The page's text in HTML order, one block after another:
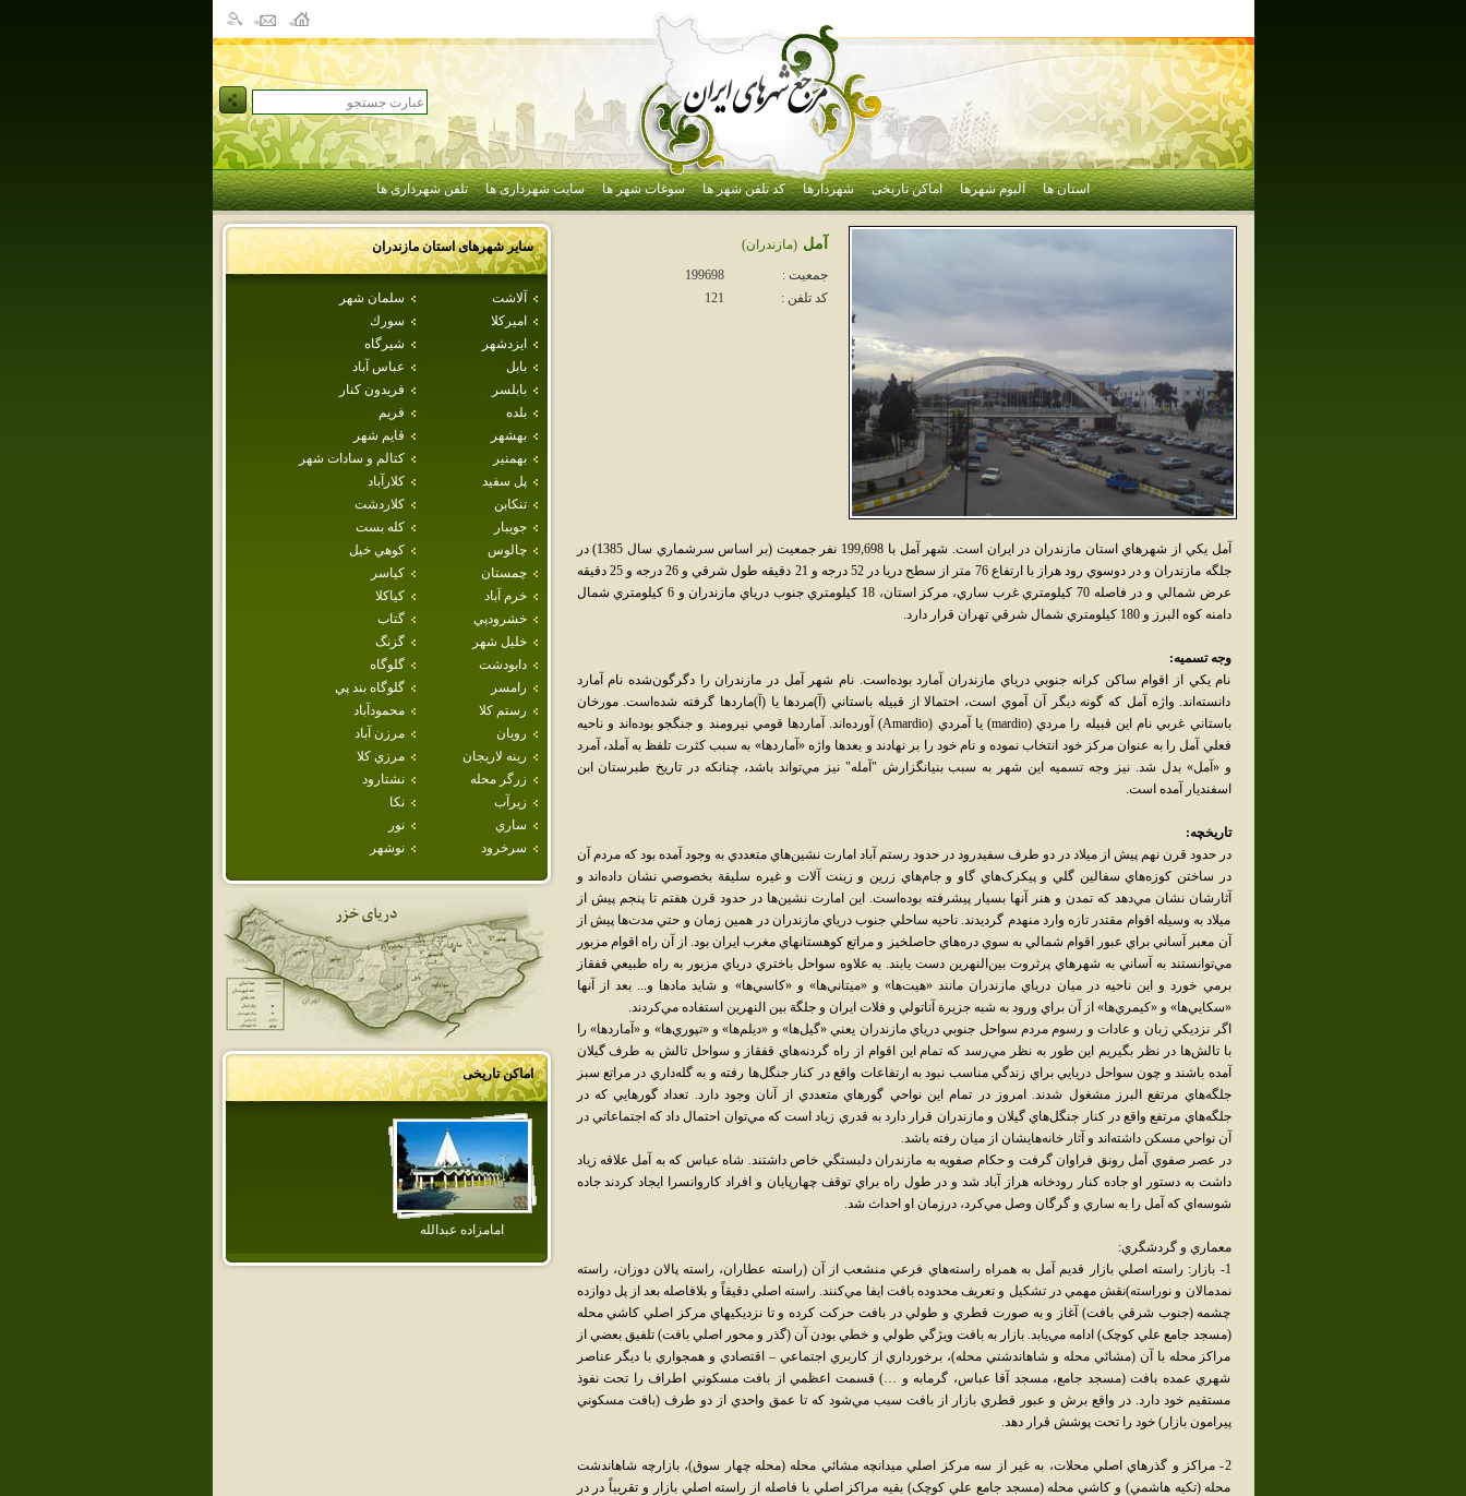
استان ها آلبوم شهرها اماکن تاریخی شهردارها کد تلفن شهر ها سوغات شهر ها سایت شهرداری ها تلفن شهرداری ها
سایر شهرهای استانمازندران
آلاشت
سلمان شهر
اميركلا
سورك
ايزدشهر
شيرگاه
بابل
عباس آباد
بابلسر
فريدون كنار
بلده
فريم
بهشهر
قايم شهر
بهمنير
كتالم و سادات شهر
پل سفيد
كلارآباد
تنكابن
كلاردشت
جويبار
كله بست
چالوس
كوهي خيل
چمستان
كياسر
خرم آباد
كياكلا
خشرودپي
گتاب
خليل شهر
گزنگ
دابودشت
گلوگاه
رامسر
گلوگاه بند پي
رستم كلا
محمودآباد
رويان
مرزن آباد
رينه لاريجان
مرزي كلا
زرگر محله
نشتارود
زيرآب
نكا
ساري
نور
سرخرود
نوشهر
اماکن تاریخی
امامزاده‌ عبدالله
آمل (مازندران)
جمعیت :
199698
کد تلفن :
121
آمل يکي از شهرهاي استان مازندران در ايران است. شهر آمل با 199,698 نفر جمعيت (بر اساس سرشماري سال 1385) در
جلگه مازندران و در دوسوي رود هراز با ارتفاع 76 متر از سطح دريا در 52 درجه و 21 دقيقه طول شرقي و 26 درجه و 25 دقيقه
عرض شمالي و در فاصله 70 کيلومتري غرب ساري، مرکز استان، 18 کيلومتري جنوب درياي مازندران و 6 کيلومتري شمال
دامنه کوه البرز و 180 کيلومتري شمال شرقي تهران قرار دارد.
وجه تسميه:
نام يکي از اقوام ساکن کرانه جنوبي درياي مازندران آمارد بوده‌است. نام شهر آمل در مازندران را دگرگون‌شده نام آمارد
دانسته‌اند. واژه آمل که گونه ديگر آن آموي است، احتمالا از قبيله باستاني (آ)مردها يا (آ)ماردها گرفته شده‌است. مورخان
باستاني غربي نام اين قبيله را مردي (mardio) يا آمردي (Amardio) آورده‌اند. آماردها قومي نيرومند و جنگجو بوده‌اند و ناحيه
فعلي آمل را به عنوان مرکز خود انتخاب نموده و نام خود را بر نهادند و بعدها واژه «آماردها» به سبب کثرت تلفظ به آملد، آمرد
و «آمل» بدل شد. نيز وجه تسميه اين شهر به سبب بنيانگزارش "آمله" نيز مي‌تواند باشد، چنانکه در تاريخ طبرستان ابن
اسفنديار آمده است.
تاريخچه:
در حدود قرن نهم پيش از ميلاد در دو طرف سفيدرود در حدود رستم آباد امارت نشين‌هاي متعددي به وجود آمده بود که مردم آن
در ساختن کوزه‌هاي سفالين گلي و پيکرک‌هاي گاو و جام‌هاي زرين و زينت آلات و غيره سليقة بخصوصي نشان داده‌اند و
آثارشان نشان مي‌دهد که تمدن و هنر آنها بسيار پيشرفته بوده‌است. اين امارت نشين‌ها در حدود قرن هفتم تا پنجم پيش از
ميلاد به وسيله اقوام مقتدر تازه وارد منهدم گرديدند. ناحيه ساحلي جنوب درياي مازندران در همين زمان و حتي مدت‌ها پيش از
آن معبر آساني براي عبور اقوام شمالي به سوي دره‌هاي حاصلخيز و مراتع کوهستانهاي مغرب ايران بود. از آن راه اقوام مزبور
مي‌توانستند به آساني به شهرهاي پرثروت بين‌النهرين دست يابند. به علاوه سواحل باختري درياي مزبور به راه طبيعي قفقاز
برمي خورد و اين ناحيه در ميان درياي مازندران مانند «هيت‌ها» و «ميتاني‌ها» و «کاسي‌ها» و شايد مادها و... بعد از آنها
«سکايي‌ها» و «کيمري‌ها» از آن براي ورود به شبه جزيرة آناتولي و فلات ايران و جلگة بين النهرين استفاده مي‌کردند.
اگر نزديکي زبان و عادات و رسوم مردم سواحل جنوبي درياي مازندران يعني «گيل‌ها» و «ديلم‌ها» و «تپوري‌ها» و «آماردها» را
با تالش‌ها در نظر بگيريم اين طور به نظر مي‌رسد که تمام اين اقوام از راه گردنه‌هاي قفقاز و سواحل تالش به طرف گيلان
آمده باشند و چون سواحل دريايي براي زندگي مناسب نبود به ارتفاعات واقع در کنار جنگل‌ها رفته و به گله‌داري در مراتع سبز
جلگه‌هاي مرتفع البرز مشغول شدند. امروز در تمام اين نواحي گورهاي متعددي از آنان وجود دارد. تعداد گورهايي که در
جلگه‌هاي مرتفع واقع در کنار جنگل‌هاي گيلان و مازندران قرار دارد به قدري زياد است که مي‌توان احتمال داد که اجتماعاتي در
آن نواحي مسکن داشته‌اند و آثار خانه‌هايشان از ميان رفته باشد.
در عصر صفوي آمل رونق فراوان گرفت و حکام صفويه به مازندران دلبستگي خاص داشتند. شاه عباس که به آمل علاقه زياد
داشت به دستور او جاده کنار رودخانه هراز آباد شد و در طول راه براي توقف چهارپايان و افراد کاروانسرا ايجاد کردند جاده
شوسه‌اي که آمل را به ساري و گرگان وصل مي‌کرد، درزمان او احداث شد.
معماري و گردشگري:
1- بازار: راسته اصلي بازار قديم آمل به همراه راسته‌هاي فرعي منشعب از آن (راسته عطاران، راسته پالان دوزان، راسته
نمدمالان و نوراسته)نقش مهمي در تشکيل و تعريف محدوده بافت ايفا مي‌کنند. راسته اصلي دقيقاً و بلافاصله بعد از پل دوازده
چشمه (جنوب شرقي بافت) آغاز و به صورت قطري و طولي در بافت حرکت کرده و تا نزديکيهاي مرکز اصلي کاشي محله
(مسجد جامع علي کوچک) ادامه مي‌يابد. بازار به بافت ويژگي طولي و خطي بودن آن (گذر و محور اصلي بافت) تلفيق بعضي از
مراکز محله با آن (مشائي محله و شاهاندشتي محله)، برخورداري از کاربري اجتماعي – اقتصادي و همجواري با ديگر عناصر
شهري عمده بافت (مسجد جامع، مسجد آقا عباس، گرمابه و …) قسمت اعظمي از بافت مسکوني اطراف را تحت نفوذ
مستقيم خود دارد. در واقع برش و عبور قطري بازار از بافت سبب مي‌شود که تا عمق واحدي از دو طرف (بافت مسکوني
پيرامون بازار) خود را تحت پوشش قرار دهد.
2- مراکز و گذرهاي اصلي محلات، به غير از سه مرکز اصلي ميدانچه مشائي محله (محله چهار سوق)، بازارچه شاهاندشت
محله (تکيه هاشمي) و کاشي محله (مسجد جامع علي کوچک) بقيه مراکز اصلي با فاصله از راسته اصلي بازار و تقريباً در در